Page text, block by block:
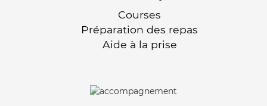
Courses
Préparation des repas
Aide à la prise